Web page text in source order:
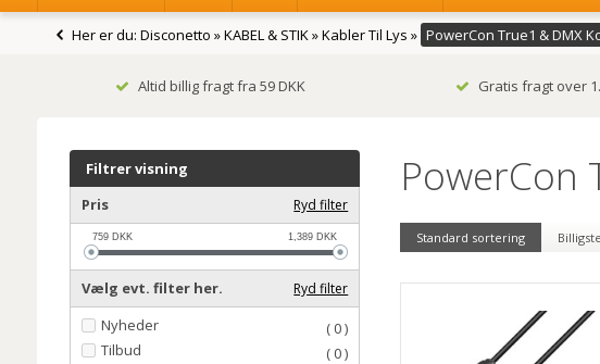
Her er du: Disconetto »KABEL & STIK»Kabler Til Lys » PowerCon True1 & DMX
Altid billig fragt fra 59 DKK Gratis fragt over
Filtrer visning
Pris
Ryd filter
759DKK 1,389DKK
Vælg evt. filter her. Ryd filter
Nyheder
( 0 )
Tilbud
( 0 )
PowerCon
Standard sortering